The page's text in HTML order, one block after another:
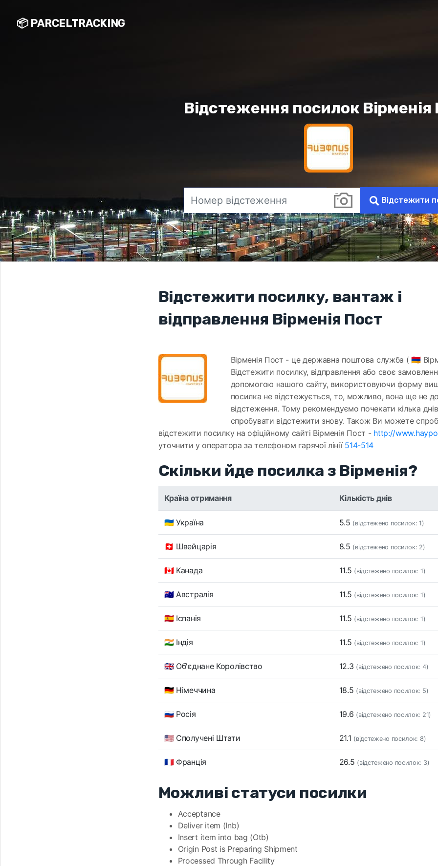
📦 PARCELTRACKING
Відстеження посилок Вірменія
Відстежити
Відстежити посилку, вантаж і
відправлення Вірменія Пост
Вірменія Пост - це державна поштова служба ( 🇦🇲
Відстежити посилку, відправлення або своє
допомогою нашого сайту, використовуючи форму
посилка не відстежується, то, можливо, вона ще не
відстеження. Тому рекомендуємо почекати кілька днів
спробувати відстежити знову. Також Ви можете
відстежити посилку на офіційному сайті Вірменія Пост - http://
уточнити у оператора за телефоном гарячої лінії 514-514
Скільки йде посилка з Вірменія?
Країна отримання Кількість днів
🇺🇦 Україна 5.5 (відстежено посилок: 1)
🇨🇭 Швейцарія 8.5 (відстежено посилок: 2)
🇨🇦 Канада 11.5 (відстежено посилок: 1)
🇦🇺 Австралія 11.5 (відстежено посилок: 1)
🇪🇸 Іспанія 11.5 (відстежено посилок: 1)
🇮🇳 Індія 11.5 (відстежено посилок: 1)
🇬🇧 Об'єднане Королівство 12.3 (відстежено посилок: 4)
🇩🇪 Німеччина 18.5 (відстежено посилок: 5)
🇷🇺 Росія 19.6 (відстежено посилок: 21)
🇺🇸 Сполучені Штати 21.1 (відстежено посилок: 8)
🇫🇷 Франція 26.5 (відстежено посилок: 3)
Можливі статуси посилки
Acceptance
Deliver item (Inb)
Insert item into bag (Otb)
Origin Post is Preparing Shipment
Processed Through Facility